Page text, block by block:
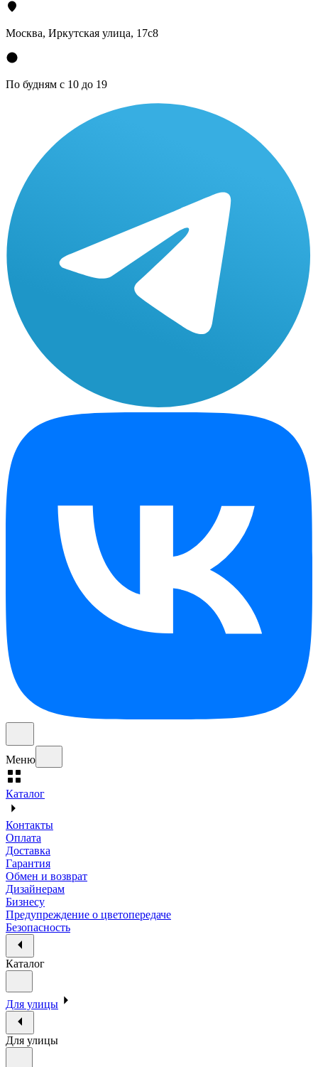
Москва, Иркутская улица, 17с8
По будням с 10 до 19
Меню
Каталог
Контакты
Оплата
Доставка
Гарантия
Обмен и возврат
Дизайнерам
Бизнесу
Предупреждение о цветопередаче
Безопасность
Каталог
Для улицы
Для улицы